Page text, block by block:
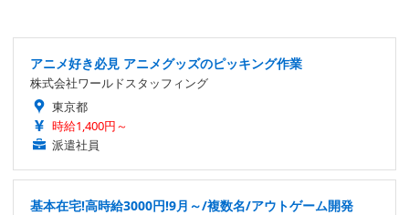
アニメ好き必見 アニメグッズのピッキング作業
株式会社ワールドスタッフィング
東京都
時給1,400円～
派遣社員
基本在宅!高時給3000円!9月～/複数名/アウトゲーム開発